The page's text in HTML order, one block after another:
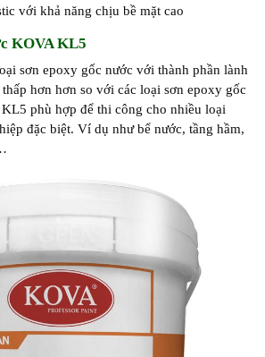
với khả năng chịu bề mặt cao
KOVA KL5
sơn epoxy gốc nước với thành phần lành
hơn hơn so với các loại sơn epoxy gốc
KL5 phù hợp để thi công cho nhiều loại
đặc biệt. Ví dụ như bể nước, tầng hầm,